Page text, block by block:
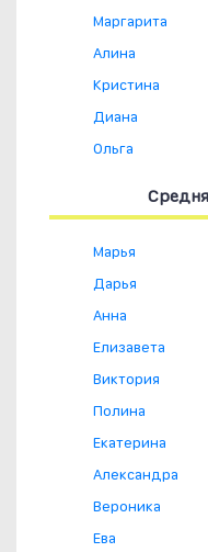
Маргарита
Алина
Кристина
Диана
Ольга
Марья
Дарья
Анна
Елизавета
Виктория
Полина
Екатерина
Александра
Вероника
Ева